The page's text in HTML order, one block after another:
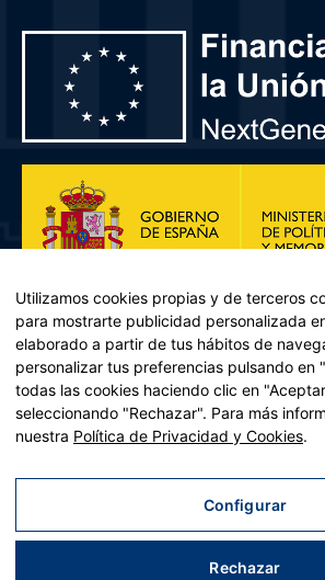
Plan de Recuperación, Transformación y
Recuperación y resiliencia, establecido por
2021/241 del Parlamento Europeo y del
Utilizamos cookies propias y de terceros
para mostrarte publicidad personalizada
elaborado a partir de tus hábitos de
personalizar tus preferencias pulsando en
todas las cookies haciendo clic en
seleccionando "Rechazar". Para más
nuestra Política de Privacidad y Cookies.
Configurar
Rechazar